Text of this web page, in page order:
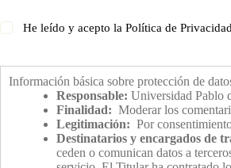
He leído y acepto laPolítica de Privacidad
Información básica sobre protección de
Responsable: Universidad Pablo
Finalidad: Moderar los
Legitimación: Por
Destinatarios y encargados de
ceden o comunican datos a